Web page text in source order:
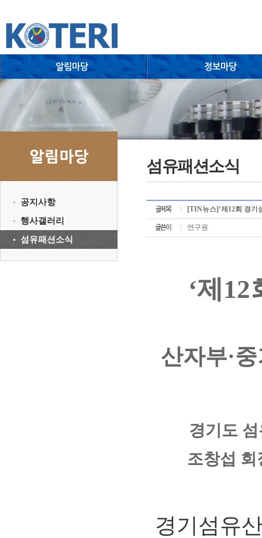
공지사항
행사갤러리
섬유패션소식
섬유패션소식
[TIN뉴스]‘제12회 경기
연구원
‘제
산자부·
경기도
조창섭 회
경기섬유